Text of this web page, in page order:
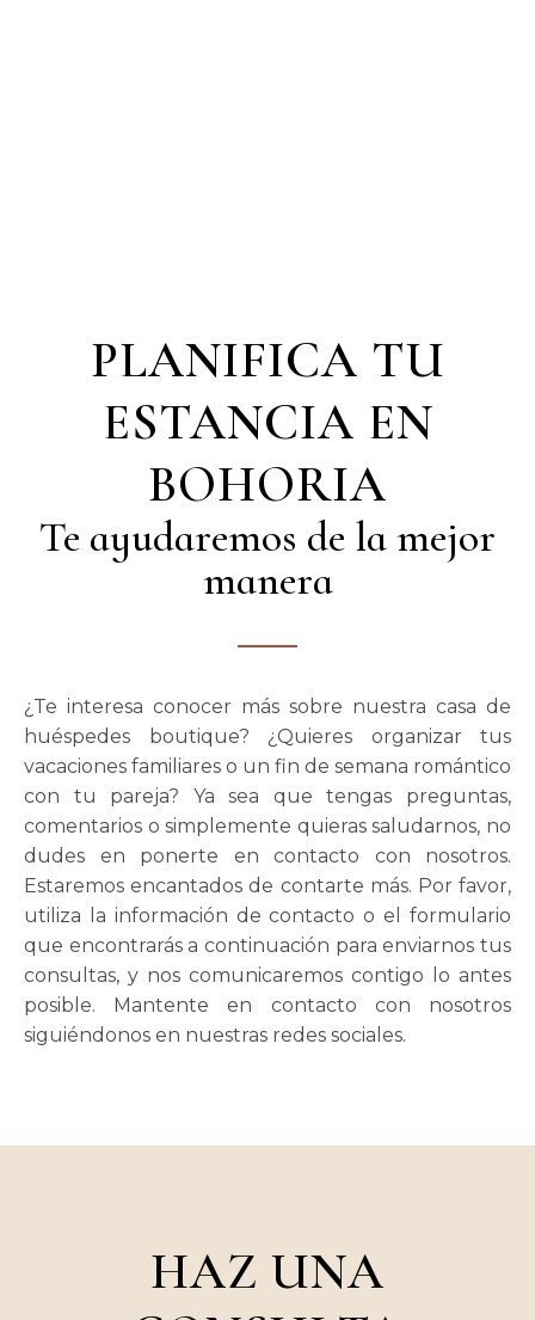
PLANIFICA TU
ESTANCIA EN
BOHORIA
Te ayudaremos de la mejor
manera
¿Te interesa conocer más sobre nuestra casa de
huéspedes boutique? ¿Quieres organizar tus
vacaciones familiares o un fin de semana romántico
con tu pareja? Ya sea que tengas preguntas,
comentarios o simplemente quieras saludarnos, no
dudes en ponerte en contacto con nosotros.
Estaremos encantados de contarte más. Por favor,
utiliza la información de contacto o el formulario
que encontrarás a continuación para enviarnos tus
consultas, y nos comunicaremos contigo lo antes
posible. Mantente en contacto con nosotros
siguiéndonos en nuestras redes sociales.
HAZ UNA